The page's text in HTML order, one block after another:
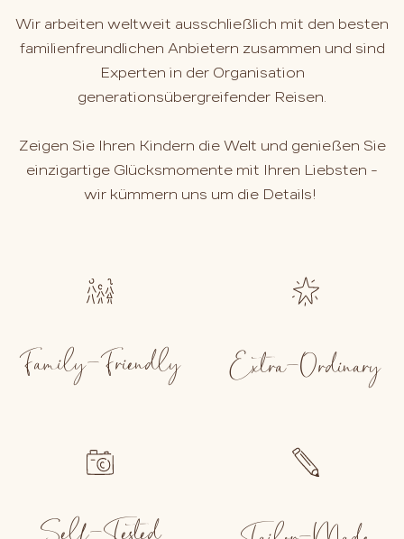
Wir arbeiten weltweit ausschließlich mit den besten
familienfreundlichen Anbietern zusammen und sind
Experten in der Organisation
generationsübergreifender Reisen.
Zeigen Sie Ihren Kindern die Welt und genießen Sie
einzigartige Glücksmomente mit Ihren Liebsten -
wir kümmern uns um die Details!
Family-Friendly Extra-Ordinary